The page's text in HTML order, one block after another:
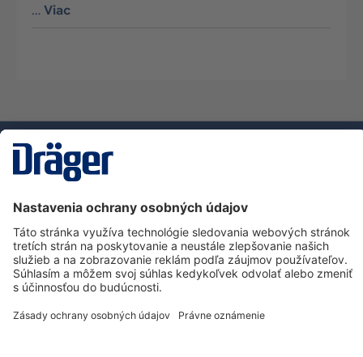
…Viac
Zákaznícka infolinka
O spoločnosti Dräger
Informácie